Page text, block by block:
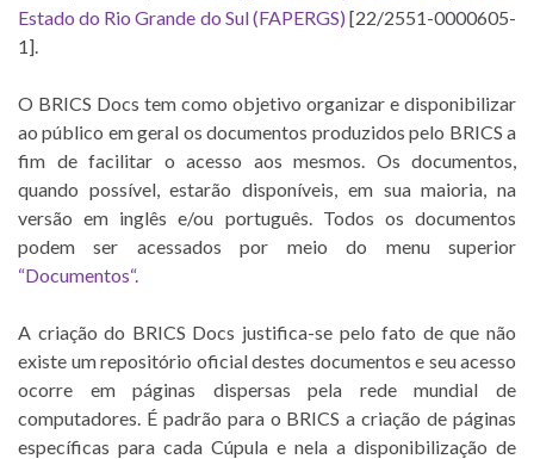
Estado do Rio Grande do Sul (FAPERGS) [22/2551-0000605-
1].
O BRICS Docs tem como objetivo organizar e disponibilizar
ao público em geral os documentos produzidos pelo BRICS a
fim de facilitar o acesso aos mesmos. Os documentos,
quando possível, estarão disponíveis, em sua maioria, na
versão em inglês e/ou português. Todos os documentos
podem ser acessados por meio do menu superior
“Documentos“.
A criação do BRICS Docs justifica-se pelo fato de que não
existe um repositório oficial destes documentos e seu acesso
ocorre em páginas dispersas pela rede mundial de
computadores. É padrão para o BRICS a criação de páginas
específicas para cada Cúpula e nela a disponibilização de